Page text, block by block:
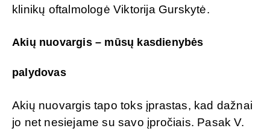
klinikų oftalmologė Viktorija Gurskytė.
Akių nuovargis – mūsų kasdienybės
palydovas
Akių nuovargis tapo toks įprastas, kad dažnai
jo net nesiejame su savo įpročiais. Pasak V.